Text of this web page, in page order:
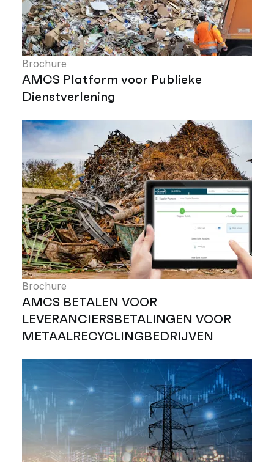
Brochure
AMCS Platform voor Publieke
Dienstverlening
Brochure
AMCS BETALEN VOOR
LEVERANCIERSBETALINGEN VOOR
METAALRECYCLINGBEDRIJVEN